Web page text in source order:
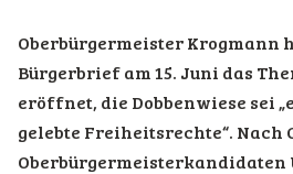
Oberbürgermeister Krogmann
Bürgerbrief am 15. Juni das
eröffnet, die Dobbenwiese sei
gelebte Freiheitsrechte“. Nach